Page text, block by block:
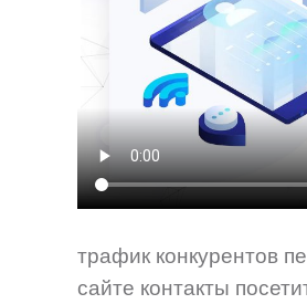
трафик конкурентов
сайте контакты